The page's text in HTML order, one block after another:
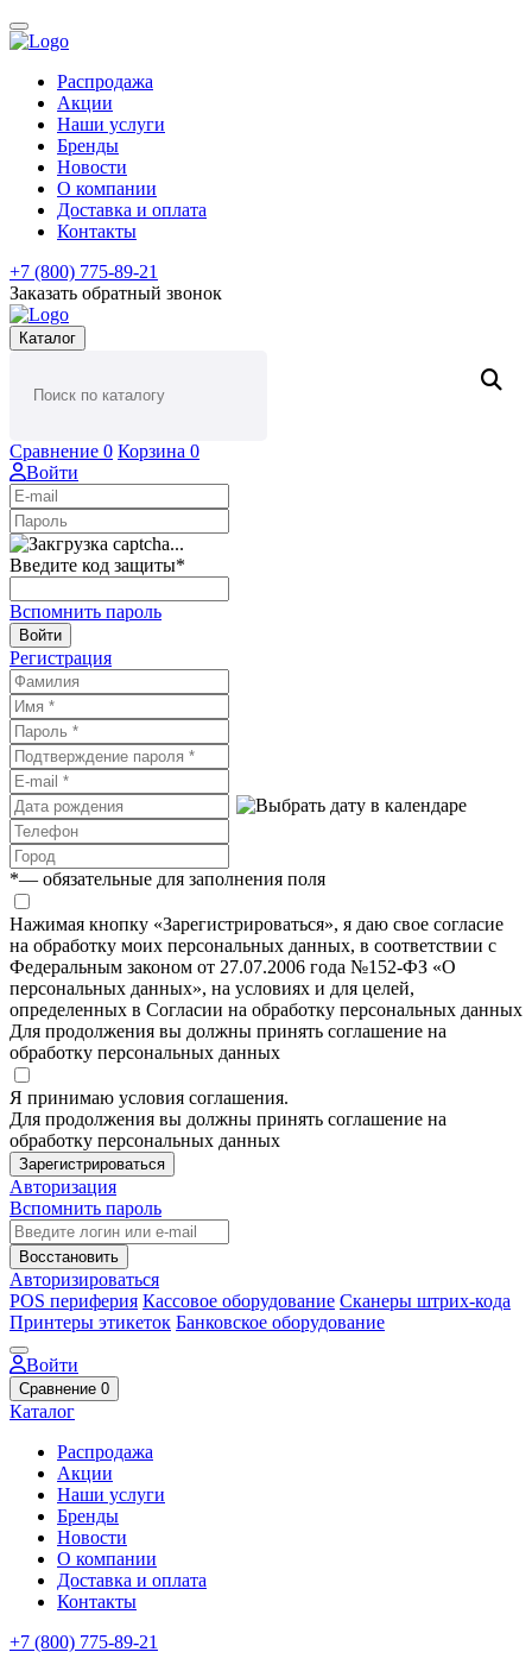
Распродажа
Акции
Наши услуги
Бренды
Новости
О компании
Доставка и оплата
Контакты
+7 (800) 775-89-21
Заказать обратный звонок
Каталог
Сравнение 0 Корзина 0
Войти
Введите код защиты*
Вспомнить пароль
Войти
Регистрация
*— обязательные для заполнения поля
Нажимая кнопку «Зарегистрироваться», я даю свое согласие
на обработку моих персональных данных, в соответствии с
Федеральным законом от 27.07.2006 года №152-ФЗ «О
персональных данных», на условиях и для целей,
определенных в Согласии на обработку персональных данных
Для продолжения вы должны принять соглашение на
обработку персональных данных
Я принимаю условия соглашения.
Для продолжения вы должны принять соглашение на
обработку персональных данных
Зарегистрироваться
Авторизация
Вспомнить пароль
Восстановить
Авторизироваться
POS периферия Кассовое оборудование Сканеры штрих-кода
Принтеры этикеток Банковское оборудование
Войти
Сравнение 0
Каталог
Распродажа
Акции
Наши услуги
Бренды
Новости
О компании
Доставка и оплата
Контакты
+7 (800) 775-89-21